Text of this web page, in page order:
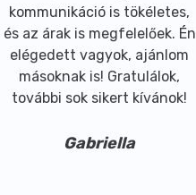
kommunikáció is tökéletes,
és az árak is megfelelőek. Én
elégedett vagyok, ajánlom
másoknak is! Gratulálok,
további sok sikert kívánok!
Gabriella